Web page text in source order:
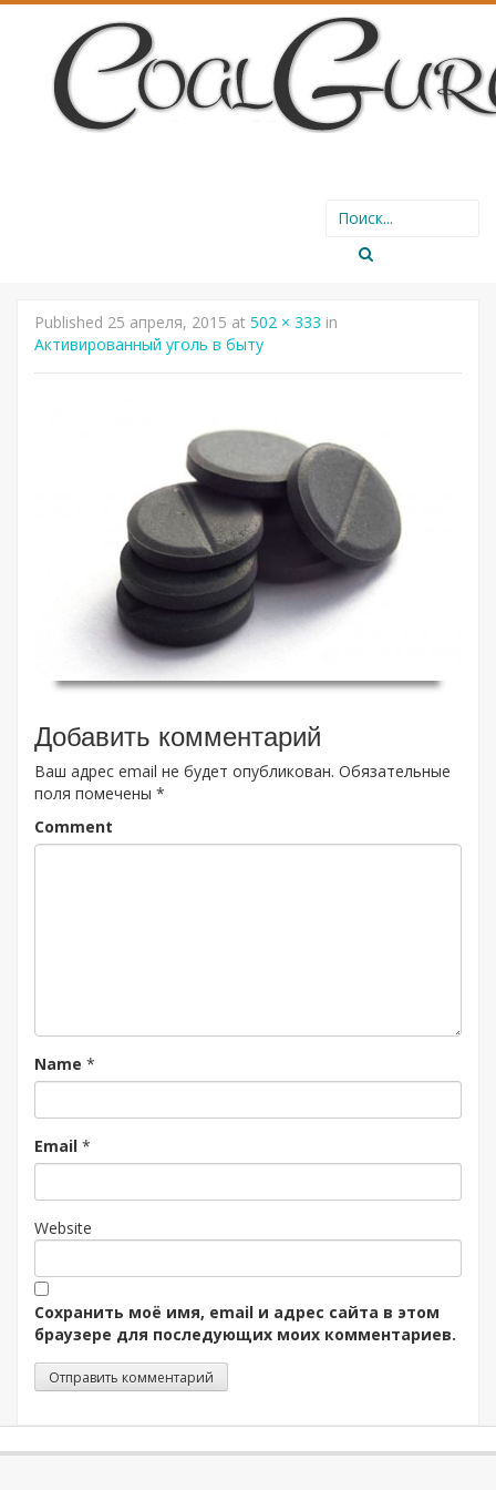
Search
for:
Published 25 апреля, 2015 at 502 × 333 in
Активированный уголь в быту
Добавить комментарий
Ваш адрес email не будет опубликован. Обязательные
поля помечены *
Comment
Name *
Email *
Website
Сохранить моё имя, email и адрес сайта в этом
браузере для последующих моих комментариев.